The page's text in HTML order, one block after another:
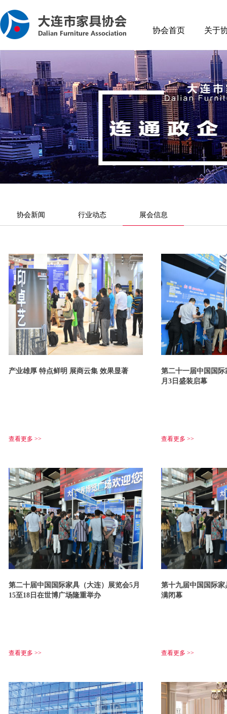
协会首页 关于
协会新闻 行业动态 展会信息
产业雄厚 特点鲜明 展商云集 效果显著
查看更多 >>
第二十一届中国国
月3日盛装启幕
查看更多 >>
第二十届中国国际家具（大连）展览会5月
15至18日在世博广场隆重举办
查看更多 >>
第十九届中国国际
满闭幕
查看更多 >>